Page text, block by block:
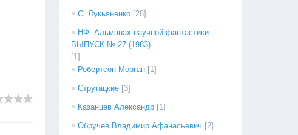
С. Лукьяненко [28]
НФ: Альманах научной фантастики.
ВЫПУСК № 27 (1983)
[1]
Робертсон Морган [1]
Стругацкие [3]
Казанцев Александр [1]
Обручев Владимир Афанасьевич [2]